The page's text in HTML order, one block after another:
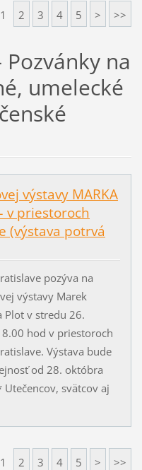
1 2 3 4 5 > >>
Pozvánky na
umelecké
výstavy MARKA
v priestoroch
(výstava potrvá
pozýva na
výstavy Marek
Plot v stredu 26.
hod v priestoroch
Výstava bude
od 28. októbra
svätcov aj
1 2 3 4 5 > >>